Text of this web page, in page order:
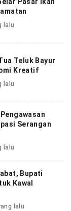
lalu
Teluk Bayur
Kreatif
lalu
Serangan
lalu
Bupati
Kawal
lalu